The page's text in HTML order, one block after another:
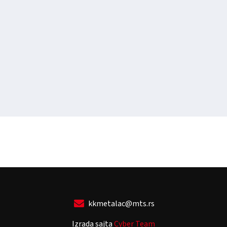
kkmetalac@mts.rs
Izrada sajtaCyber Team